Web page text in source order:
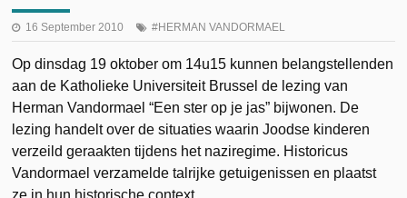
16 September 2010 HERMAN VANDORMAEL
Op dinsdag 19 oktober om 14u15 kunnen belangstellenden
aan de Katholieke Universiteit Brussel de lezing van
Herman Vandormael “Een ster op je jas” bijwonen. De
lezing handelt over de situaties waarin Joodse kinderen
verzeild geraakten tijdens het naziregime. Historicus
Vandormael verzamelde talrijke getuigenissen en plaatst
ze in hun historische context.